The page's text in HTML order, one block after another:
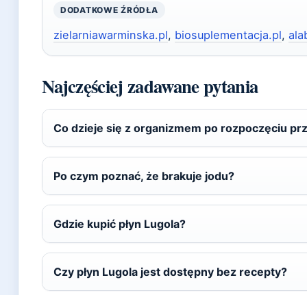
DODATKOWE ŹRÓDŁA
zielarniawarminska.pl, biosuplementacja.pl,
Najczęściej zadawane pytania
Co dzieje się z organizmem po rozpoczęciu
Po czym poznać, że brakuje jodu?
Gdzie kupić płyn Lugola?
Czy płyn Lugola jest dostępny bez recepty?